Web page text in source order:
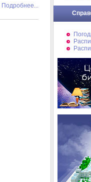
Подробнее...